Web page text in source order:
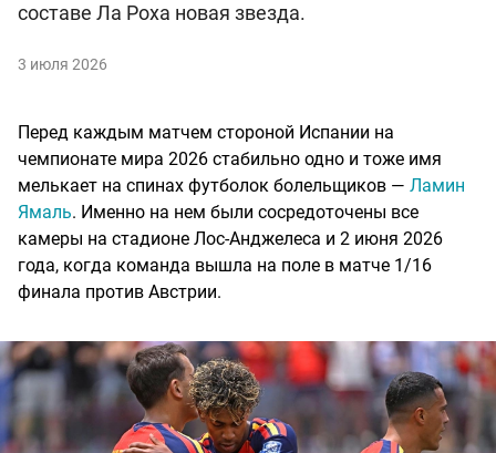
составе Ла Роха новая звезда.
3 июля 2026
Перед каждым матчем стороной Испании на
чемпионате мира 2026 стабильно одно и тоже имя
мелькает на спинах футболок болельщиков — Ламин
Ямаль. Именно на нем были сосредоточены все
камеры на стадионе Лос-Анджелеса и 2 июня 2026
года, когда команда вышла на поле в матче 1/16
финала против Австрии.